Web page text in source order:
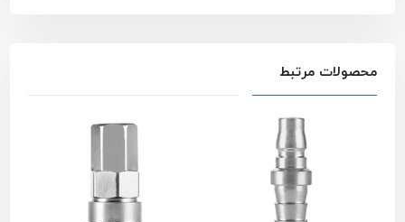
محصولات مرتبط